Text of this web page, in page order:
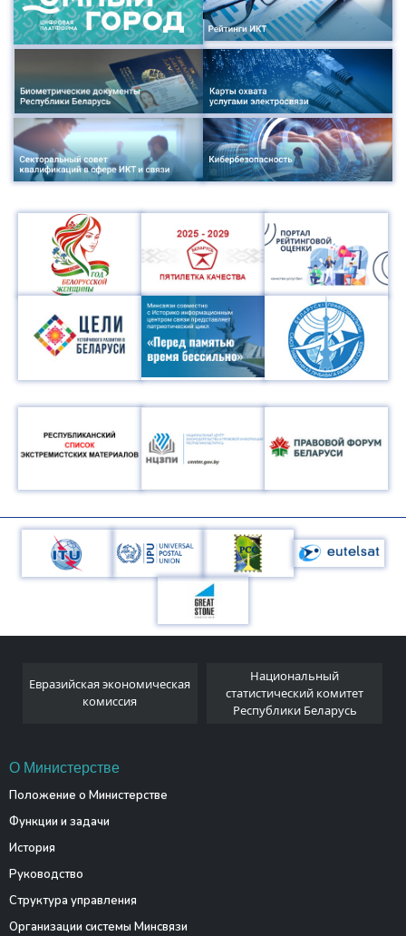
Евразийская экономическая
комиссия
Национальный
статистический комитет
Республики Беларусь
О Министерстве
Положение о Министерстве
Функции и задачи
История
Руководство
Структура управления
Организации системы Минсвязи